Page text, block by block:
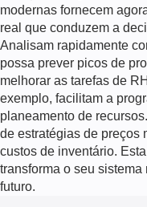
modernas fornecem
real que conduzem a
Analisam rapidamente
possa prever picos de
melhorar as tarefas de
exemplo, facilitam a
planeamento de
de estratégias de preços
custos de inventário.
transforma o seu
futuro.